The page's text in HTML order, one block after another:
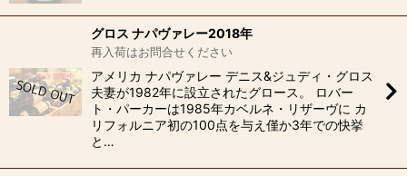
グロス ナパヴァレー2018年
再入荷はお問合せください
アメリカ ナパヴァレー デニス&ジュディ・グロス
夫妻が1982年に設立されたグロース。 ロバー
ト・パーカーは1985年カベルネ・リザーヴに カ
リフォルニア初の100点を与え僅か3年での快挙
と…